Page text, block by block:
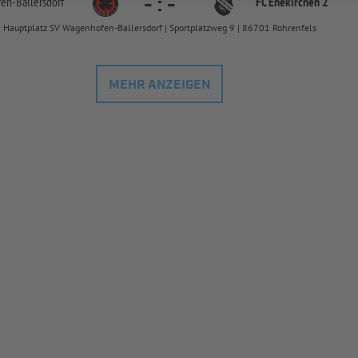
- : -
Hauptplatz SV Wagenhofen-Ballersdorf | Sportplatzweg 9 | 86701 Rohrenfels
MEHR ANZEIGEN